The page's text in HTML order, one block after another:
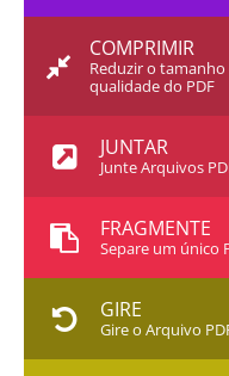
COMPRIMIR
Reduzir o
qualidade do PDF
JUNTAR
Junte Arquivos
FRAGMENTE
Separe um único
GIRE
Gire o Arquivo